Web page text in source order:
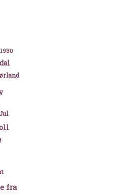
1930
Jul
fra